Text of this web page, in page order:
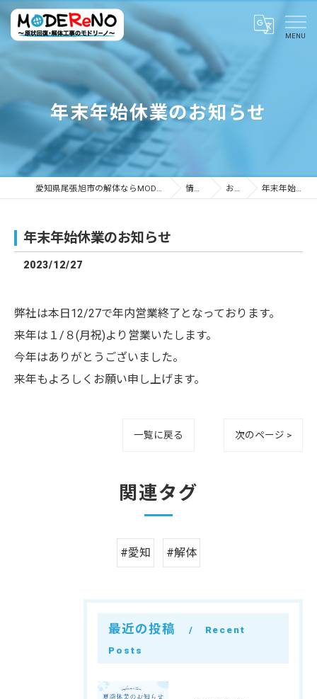
年末年始休業のお知らせ
愛知県尾張旭市の解体ならMODEReNO ～原状回復・解体工事のモドリーノ～ 情報ブログ お知らせ 年末年始休業のお知らせ
年末年始休業のお知らせ
2023/12/27
弊社は本日12/27で年内営業終了となっております。
来年は１/８(月祝)より営業いたします。
今年はありがとうございました。
来年もよろしくお願い申し上げます。
一覧に戻る 次のページ >
関連タグ
#愛知 #解体
最近の投稿
Recent
Posts